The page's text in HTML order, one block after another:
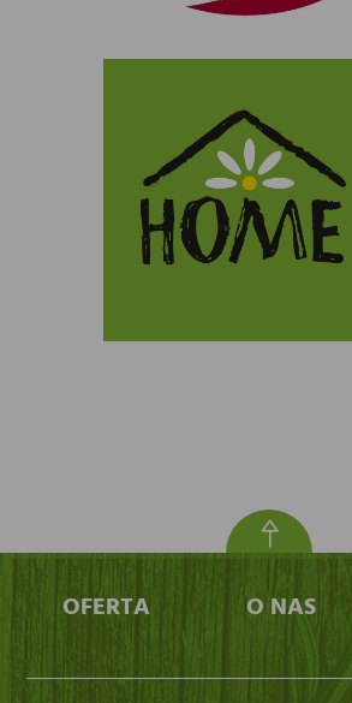
OFERTA O NAS